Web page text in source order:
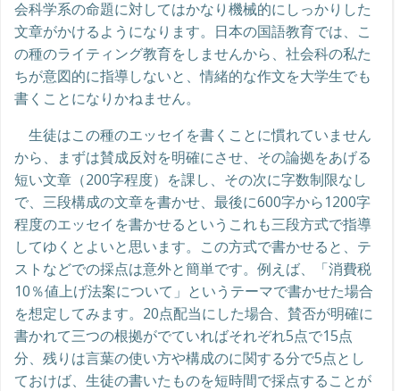
会科学系の命題に対してはかなり機械的にしっかりした
文章がかけるようになります。日本の国語教育では、こ
の種のライティング教育をしませんから、社会科の私た
ちが意図的に指導しないと、情緒的な作文を大学生でも
書くことになりかねません。
生徒はこの種のエッセイを書くことに慣れていません
から、まずは賛成反対を明確にさせ、その論拠をあげる
短い文章（200字程度）を課し、その次に字数制限なし
で、三段構成の文章を書かせ、最後に600字から1200字
程度のエッセイを書かせるというこれも三段方式で指導
してゆくとよいと思います。この方式で書かせると、テ
ストなどでの採点は意外と簡単です。例えば、「消費税
10％値上げ法案について」というテーマで書かせた場合
を想定してみます。20点配当にした場合、賛否が明確に
書かれて三つの根拠がでていればそれぞれ5点で15点
分、残りは言葉の使い方や構成のに関する分で5点とし
ておけば、生徒の書いたものを短時間で採点することが